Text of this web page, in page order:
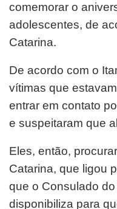
comemorar o
adolescentes, de
Catarina.
De acordo com o
vítimas que
entrar em contato
e suspeitaram que
Eles, então,
Catarina, que ligou
que o Consulado
disponibiliza para